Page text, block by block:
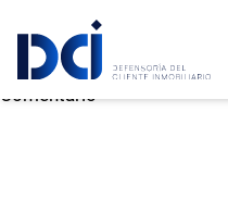
VYV PROYECTO 55 S.A.C.
Deja un comentario
Comentario